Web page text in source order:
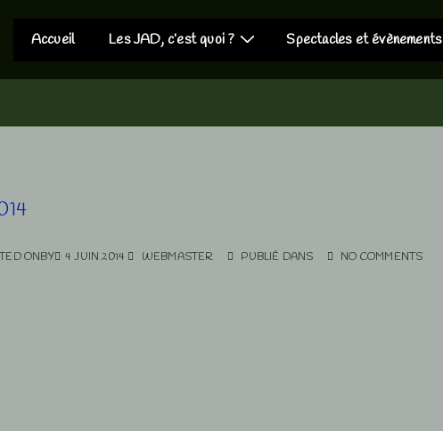
Main
Accueil Les JAD, c’est quoi ? Spectacles et évènements
ONBY 4 JUIN 2014 WEBMASTER PUBLIÉ DANS NO COMMENTS